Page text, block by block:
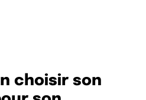
choisir son